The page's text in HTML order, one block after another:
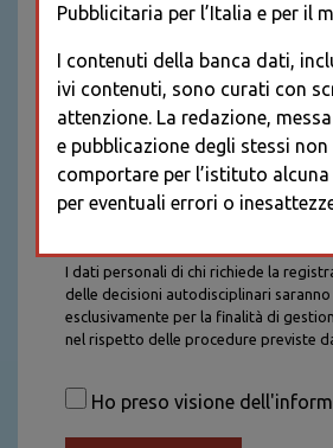
I dati personali di chi richiede la
delle decisioni autodisciplinari
esclusivamente per la finalità di
nel rispetto delle procedure previste
saranno trattati con tutte le cautele
saranno conservati per la durata
Ho preso visione
Pubblicitaria per l’Italia e per il
I contenuti della banca dati,
ivi contenuti, sono curati con
attenzione. La redazione,
e pubblicazione degli stessi
comportare per l’istituto
per eventuali errori o